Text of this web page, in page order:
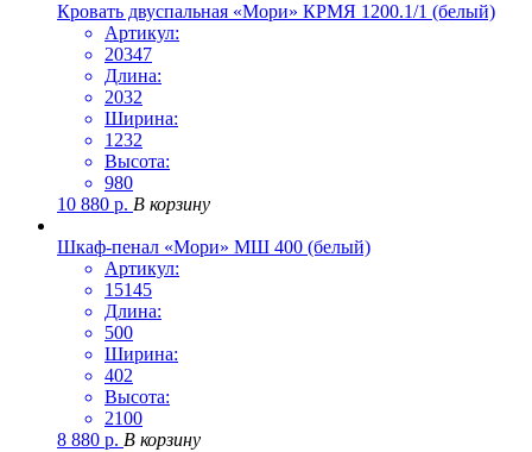
Кровать двуспальная «Мори» КРМЯ 1200.1/1 (белый)
Артикул:
20347
Длина:
2032
Ширина:
1232
Высота:
980
10 880 р. В корзину
Шкаф-пенал «Мори» МШ 400 (белый)
Артикул:
15145
Длина:
500
Ширина:
402
Высота:
2100
8 880 р. В корзину